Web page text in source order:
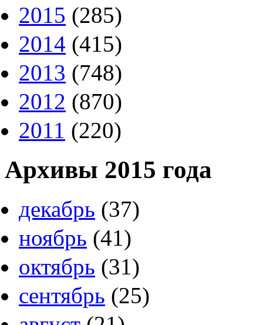
2015 (285)
2014 (415)
2013 (748)
2012 (870)
2011 (220)
Архивы 2015 года
декабрь (37)
ноябрь (41)
октябрь (31)
сентябрь (25)